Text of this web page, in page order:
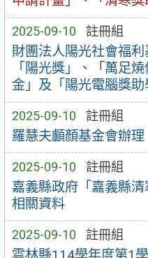
2025-09-10 註冊組
財團法人陽光社會福利
「陽光獎」、「萬足
金」及「陽光電腦獎
2025-09-10 註冊組
羅慧夫顱顏基金會辦理
2025-09-10 註冊組
嘉義縣政府「嘉義縣
相關資料
2025-09-10 註冊組
雲林縣114學年度第1